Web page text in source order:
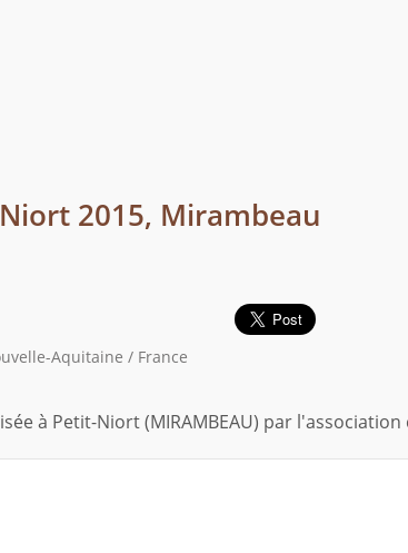
2015, Mirambeau
Aquitaine / France
à Petit-Niort (MIRAMBEAU) par